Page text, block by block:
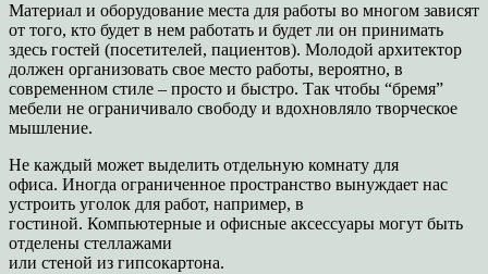
Материал и оборудование места для работы во многом зависят
от того, кто будет в нем работать и будет ли он принимать
здесь гостей (посетителей, пациентов). Молодой архитектор
должен организовать свое место работы, вероятно, в
современном стиле – просто и быстро. Так чтобы “бремя”
мебели не ограничивало свободу и вдохновляло творческое
мышление.
Не каждый может выделить отдельную комнату для
офиса. Иногда ограниченное пространство вынуждает нас
устроить уголок для работ, например, в
гостиной. Компьютерные и офисные аксессуары могут быть
отделены стеллажами
или стеной из гипсокартона.